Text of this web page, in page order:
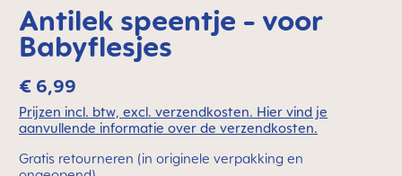
Antilek speentje - voor
Babyflesjes
€ 6,99
Prijzen incl. btw, excl. verzendkosten. Hier vind je
aanvullende informatie over de verzendkosten.
Gratis retourneren (in originele verpakking en